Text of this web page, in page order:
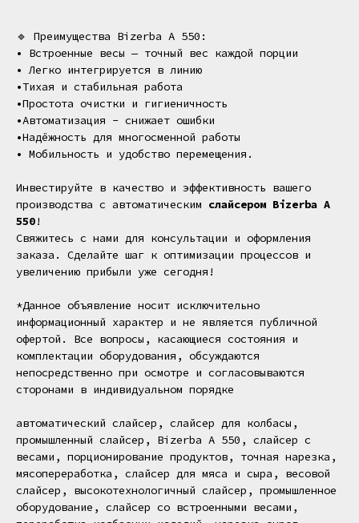
🔹 Преимущества Bizerba A 550:
• Встроенные весы — точный вес каждой порции
• Легко интегрируется в линию
•Тихая и стабильная работа
•Простота очистки и гигиеничность
•Автоматизация - снижает ошибки
•Надёжность для многосменной работы
• Мобильность и удобство перемещения.
Инвестируйте в качество и эффективность вашего
производства с автоматическим слайсером Bizerba A
550!
Свяжитесь с нами для консультации и оформления
заказа. Сделайте шаг к оптимизации процессов и
увеличению прибыли уже сегодня!
*Данное объявление носит исключительно
информационный характер и не является публичной
офертой. Все вопросы, касающиеся состояния и
комплектации оборудования, обсуждаются
непосредственно при осмотре и согласовываются
сторонами в индивидуальном порядке
автоматический слайсер, слайсер для колбасы,
промышленный слайсер, Bizerba A 550, слайсер с
весами, порционирование продуктов, точная нарезка,
мясопереработка, слайсер для мяса и сыра, весовой
слайсер, высокотехнологичный слайсер, промышленное
оборудование, слайсер со встроенными весами,